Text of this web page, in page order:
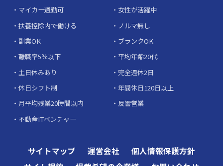
マイカー通勤可
女性が活躍中
扶養控除内で働ける
ノルマ無し
副業OK
ブランクOK
離職率5％以下
平均年齢20代
土日休みあり
完全週休2日
休日シフト制
年間休日120日以上
月平均残業20時間以内
反響営業
不動産ITベンチャー
サイトマップ 運営会社
個人情報保護方針